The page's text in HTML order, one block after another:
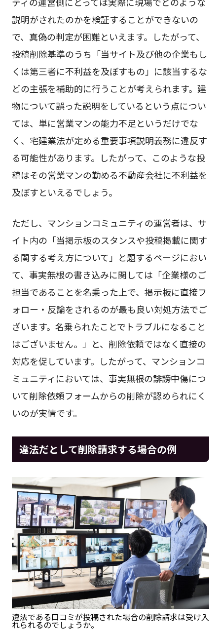
説明がされたのかを検証することができないの
で、真偽の判定が困難といえます。したがって、
投稿削除基準のうち「当サイト及び他の企業もし
くは第三者に不利益を及ぼすもの」に該当するな
どの主張を補助的に行うことが考えられます。建
物について誤った説明をしているという点につい
ては、単に営業マンの能力不足というだけでな
く、宅建業法が定める重要事項説明義務に違反す
る可能性があります。したがって、このような投
稿はその営業マンの勤める不動産会社に不利益を
及ぼすといえるでしょう。
ただし、マンションコミュニティの運営者は、サ
イト内の「当掲示板のスタンスや投稿掲載に関す
る関する考え方について」と題するページにおい
て、事実無根の書き込みに関しては「企業様のご
担当であることを名乗った上で、掲示板に直接フ
ォロー・反論をされるのが最も良い対処方法でご
ざいます。名乗られたことでトラブルになること
はございません。」と、削除依頼ではなく直接の
対応を促しています。したがって、マンションコ
ミュニティにおいては、事実無根の誹謗中傷につ
いて削除依頼フォームからの削除が認められにく
いのが実情です。
違法だとして削除請求する場合の例
違法である口コミが投稿された場合の削除請求は受け入
れられるのでしょうか。